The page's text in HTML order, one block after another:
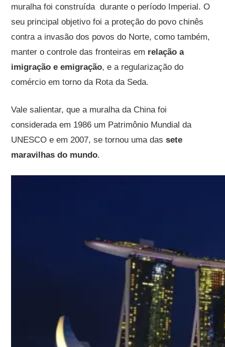
muralha foi construída durante o período Imperial. O
seu principal objetivo foi a proteção do povo chinês
contra a invasão dos povos do Norte, como também,
manter o controle das fronteiras em relação a
imigração e emigração, e a regularização do
comércio em torno da Rota da Seda.
Vale salientar, que a muralha da China foi
considerada em 1986 um Patrimônio Mundial da
UNESCO e em 2007, se tornou uma dassete
maravilhas do mundo.